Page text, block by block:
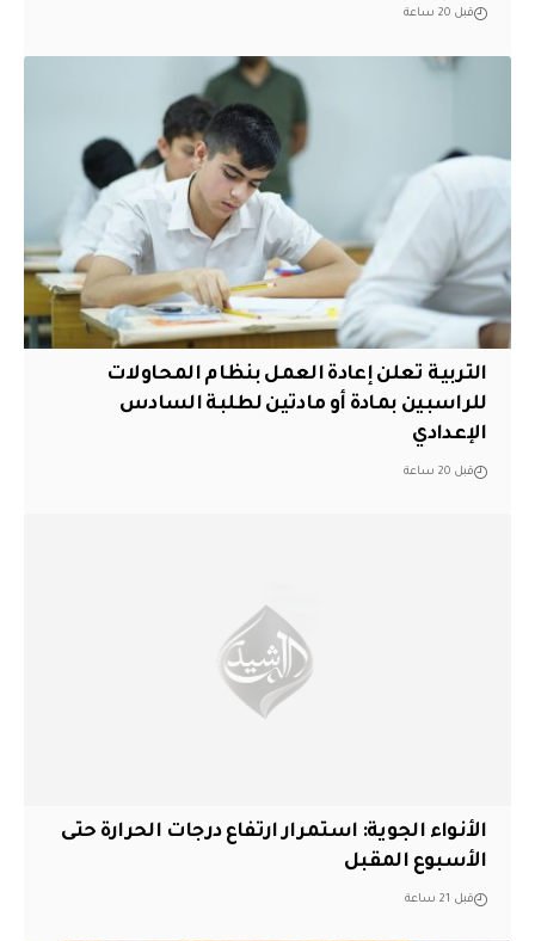
قبل 20 ساعة
التربية تعلن إعادة العمل بنظام المحاولات
للراسبين بمادة أو مادتين لطلبة السادس
الإعدادي
قبل 20 ساعة
الأنواء الجوية: استمرار ارتفاع درجات الحرارة حتى
الأسبوع المقبل
قبل 21 ساعة